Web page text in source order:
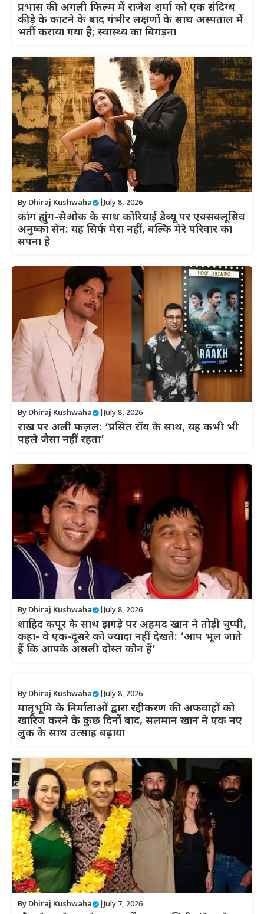
प्रभास की अगली फिल्म में राजेश शर्मा को एक संदिग्ध
कीड़े के काटने के बाद गंभीर लक्षणों के साथ अस्पताल में
भर्ती कराया गया है; स्वास्थ्य का बिगड़ना
By Dhiraj Kushwaha July 8, 2026
कांग ह्युंग-सेओक के साथ कोरियाई डेब्यू पर एक्सक्लूसिव
अनुष्का सेन: यह सिर्फ मेरा नहीं, बल्कि मेरे परिवार का
सपना है
By Dhiraj Kushwaha July 8, 2026
राख पर अली फज़ल: ‘प्रसित रॉय के साथ, यह कभी भी
पहले जैसा नहीं रहता’
By Dhiraj Kushwaha July 8, 2026
शाहिद कपूर के साथ झगड़े पर अहमद खान ने तोड़ी चुप्पी,
कहा- वे एक-दूसरे को ज्यादा नहीं देखते: ‘आप भूल जाते
हैं कि आपके असली दोस्त कौन हैं’
By Dhiraj Kushwaha July 8, 2026
मातृभूमि के निर्माताओं द्वारा रद्दीकरण की अफवाहों को
खारिज करने के कुछ दिनों बाद, सलमान खान ने एक नए
लुक के साथ उत्साह बढ़ाया
By Dhiraj Kushwaha July 7, 2026